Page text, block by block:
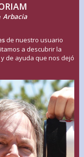
Arbacia
de nuestro usuario
a descubrir la
de ayuda que nos dejó